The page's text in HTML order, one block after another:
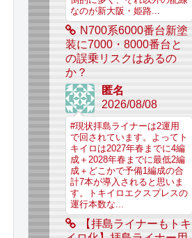
なのが新大阪・姫路...
N700系6000番台新塗
装に7000・8000番台と
の誤乗リスクはあるの
か？
匿名
2026/08/08
#現状拝島ライナーは2運用
で回されています。よってト
キイロは2027年春までに4編
成＋2028年春までに最低2編
成＋どこかで予備1編成の合
計7本が導入されると思いま
す。トキイロエクスプレスの
運行本数な...
【拝島ライナーもトキ